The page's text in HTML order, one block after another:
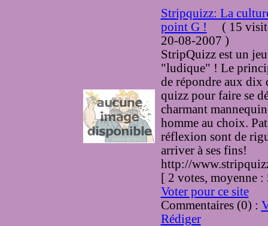
Stripquizz: La
point G ! (15
20-08-2007 )
StripQuizz est un
"ludique" ! Le
de répondre aux dix
quizz pour faire se
charmant
homme au choix.
réflexion sont de
arriver à ses fins!
http://
[ 2 votes,
Voter pour ce site
Commentaires (0) :
Rédiger